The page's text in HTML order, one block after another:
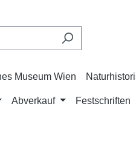
Museum Wien
Abverkauf Festschriften